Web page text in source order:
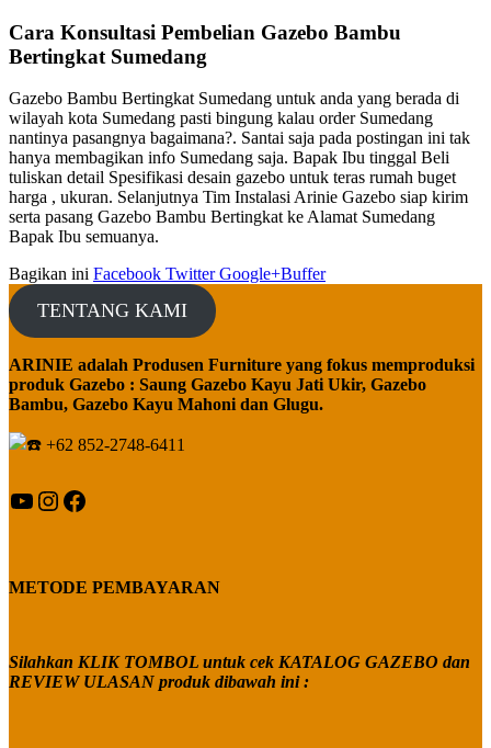
Cara Konsultasi Pembelian Gazebo Bambu
Bertingkat Sumedang
Gazebo Bambu Bertingkat Sumedang untuk anda yang berada di
wilayah kota Sumedang pasti bingung kalau order Sumedang
nantinya pasangnya bagaimana?. Santai saja pada postingan ini tak
hanya membagikan info Sumedang saja. Bapak Ibu tinggal Beli
tuliskan detail Spesifikasi desain gazebo untuk teras rumah buget
harga , ukuran. Selanjutnya Tim Instalasi Arinie Gazebo siap kirim
serta pasang Gazebo Bambu Bertingkat ke Alamat Sumedang
Bapak Ibu semuanya.
Bagikan ini Facebook TwitterGoogle+Buffer
TENTANG KAMI
ARINIE adalah Produsen Furniture yang fokus memproduksi
produk Gazebo : Saung Gazebo Kayu Jati Ukir, Gazebo
Bambu, Gazebo Kayu Mahoni dan Glugu.
+62 852-2748-6411
YouTube
Instagram
Facebook
METODE PEMBAYARAN
Silahkan KLIK TOMBOL untuk cek KATALOG GAZEBO dan
REVIEW ULASAN produk dibawah ini :